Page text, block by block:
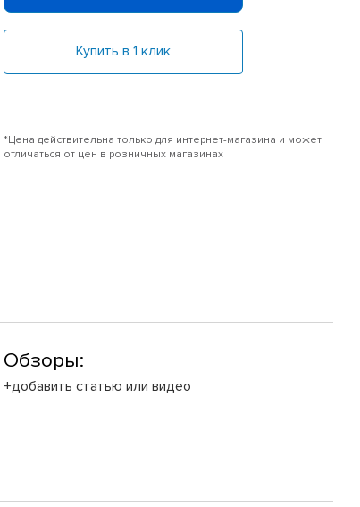
Купить в 1 клик
*Цена действительна только для интернет-магазина и может
отличаться от цен в розничных магазинах
Обзоры:
+добавить статью или видео